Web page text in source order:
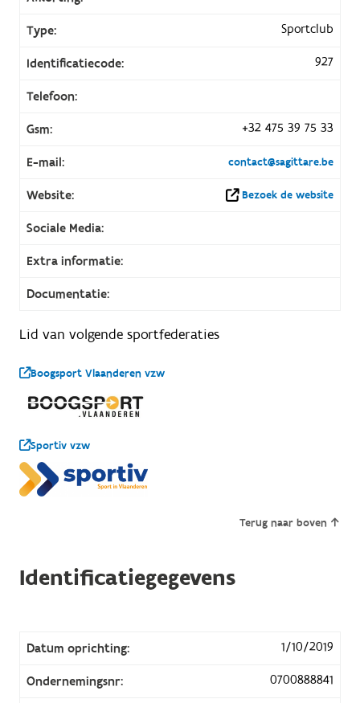
Type: Sportclub
Identificatiecode: 927
Telefoon:
Gsm: +32 475 39 75 33
E-mail: contact@sagittare.be
Website: Bezoek de website
Sociale Media:
Extra informatie:
Documentatie:
Lid van volgende sportfederaties
Boogsport Vlaanderen vzw
Sportiv vzw
Terug naar boven
Identificatiegegevens
Datum oprichting: 1/10/2019
Ondernemingsnr: 0700888841